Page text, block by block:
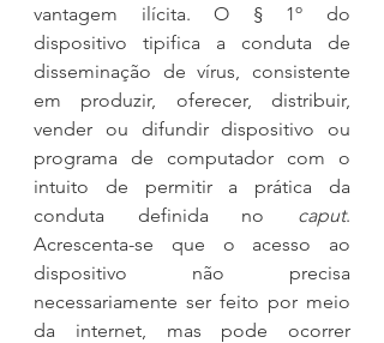
vantagem ilícita. O § 1º do
dispositivo tipifica a conduta de
disseminação de vírus, consistente
em produzir, oferecer, distribuir,
vender ou difundir dispositivo ou
programa de computador com o
intuito de permitir a prática da
conduta definida no caput.
Acrescenta-se que o acesso ao
dispositivo não precisa
necessariamente ser feito por meio
da internet, mas pode ocorrer